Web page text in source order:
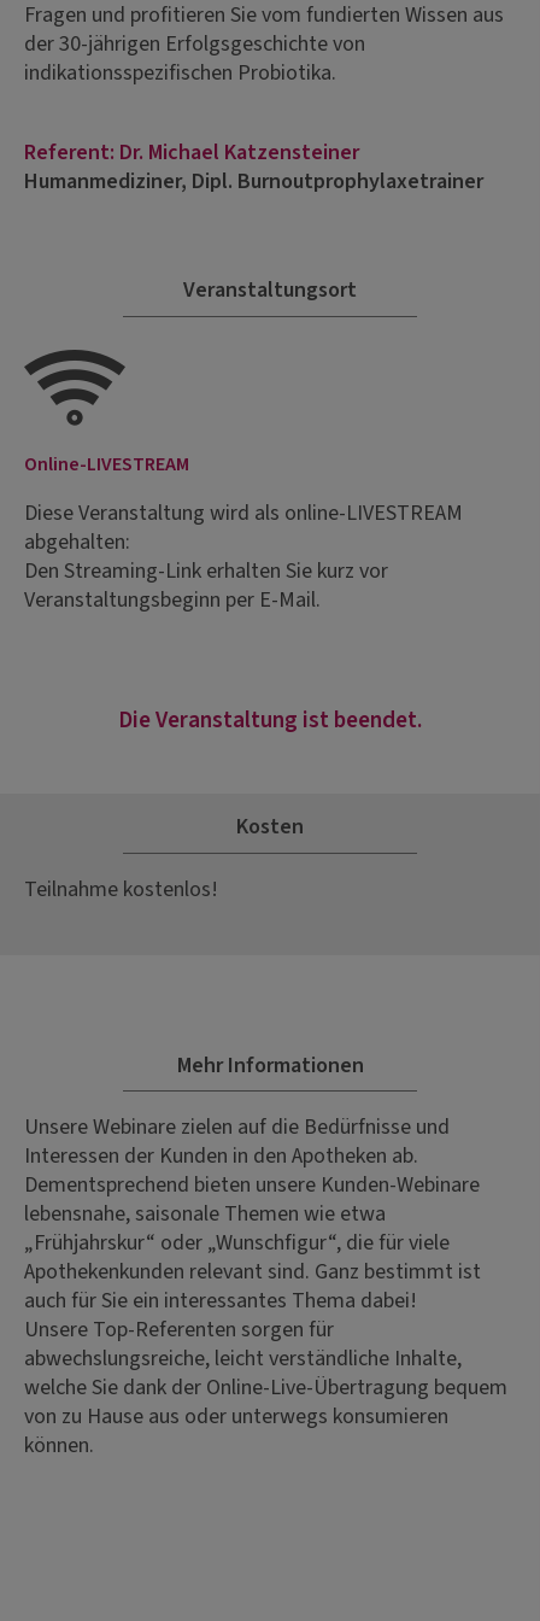
Fragen und profitieren Sie vom fundierten Wissen aus
der 30-jährigen Erfolgsgeschichte von
indikationsspezifischen Probiotika.
Referent: Dr. Michael Katzensteiner
Humanmediziner, Dipl. Burnoutprophylaxetrainer
Veranstaltungsort
Online-LIVESTREAM
Diese Veranstaltung wird als online-LIVESTREAM
abgehalten:
Den Streaming-Link erhalten Sie kurz vor
Veranstaltungsbeginn per E-Mail.
Die Veranstaltung ist beendet.
Kosten
Teilnahme kostenlos!
Mehr Informationen
Unsere Webinare zielen auf die Bedürfnisse und
Interessen der Kunden in den Apotheken ab.
Dementsprechend bieten unsere Kunden-Webinare
lebensnahe, saisonale Themen wie etwa
„Frühjahrskur“ oder „Wunschfigur“, die für viele
Apothekenkunden relevant sind. Ganz bestimmt ist
auch für Sie ein interessantes Thema dabei!
Unsere Top-Referenten sorgen für
abwechslungsreiche, leicht verständliche Inhalte,
welche Sie dank der Online-Live-Übertragung bequem
von zu Hause aus oder unterwegs konsumieren
können.